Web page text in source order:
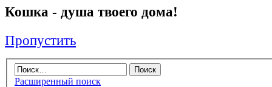
Кошка - душа твоего дома!
Пропустить
Расширенный поиск